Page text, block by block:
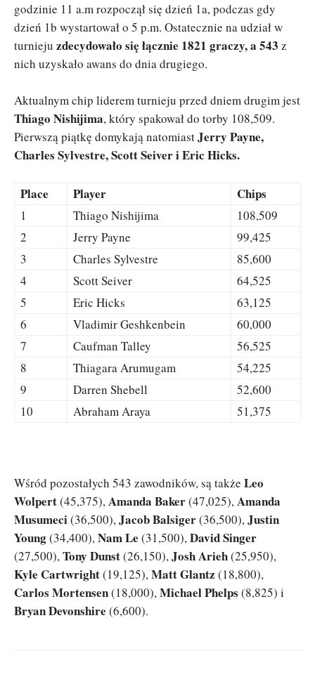
godzinie 11 a.m rozpoczął się dzień 1a, podczas gdy
dzień 1b wystartował o 5 p.m. Ostatecznie na udział w
turnieju zdecydowało się łącznie 1821 graczy, a 543 z
nich uzyskało awans do dnia drugiego.
Aktualnym chip liderem turnieju przed dniem drugim jest
Thiago Nishijima, który spakował do torby 108,509.
Pierwszą piątkę domykają natomiastJerry Payne,
Charles Sylvestre, Scott Seiver i Eric Hicks.
Place Player Chips
1 Thiago Nishijima
108,509
2
Jerry Payne
99,425
3
Charles Sylvestre
85,600
4
Scott Seiver
64,525
5
Eric Hicks
63,125
6
Vladimir Geshkenbein
60,000
7
Caufman Talley
56,525
8
Thiagara Arumugam
54,225
9
Darren Shebell
52,600
10
Abraham Araya 51,375
Wśród pozostałych 543 zawodników, są także Leo
Wolpert(45,375),Amanda Baker(47,025),Amanda
Musumeci(36,500),Jacob Balsiger(36,500),Justin
Young(34,400),Nam Le (31,500),David Singer
(27,500),Tony Dunst(26,150),Josh Arieh(25,950),
Kyle Cartwright(19,125),Matt Glantz (18,800),
Carlos Mortensen(18,000),Michael Phelps (8,825) i
Bryan Devonshire (6,600).